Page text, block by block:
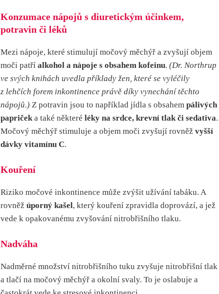
Konzumace nápojů s diuretickým účinkem,
potravin či léků
Mezi nápoje, které stimulují močový měchýř a zvyšují objem
moči patří alkohol a nápoje s obsahem kofeinu. (Dr. Northrup
ve svých knihách uvedla příklady žen, které se vyléčily
z lehčích forem inkontinence právě díky vynechání těchto
nápojů.) Z potravin jsou to například jídla s obsahem pálivých
papričeka také některé léky na srdce, krevní tlak či sedativa.
Močový měchýř stimuluje a objem moči zvyšují rovněž vyšší
dávky vitamínu C.
Kouření
Riziko močové inkontinence může zvýšit užívání tabáku. A
rovněž úporný kašel, který kouření zpravidla doprovází, a jež
vede k opakovanému zvyšování nitrobřišního tlaku.
Nadváha
Nadměrné množství nitrobřišního tuku zvyšuje nitrobřišní tlak
a tlačí na močový měchýř a okolní svaly. To je oslabuje a